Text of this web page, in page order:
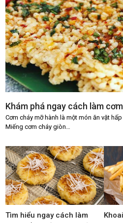
Khám phá ngay cách làm
Cơm cháy mỡ hành là một món ăn vặt
Miếng cơm cháy giòn…
Tìm hiểu ngay cách làm